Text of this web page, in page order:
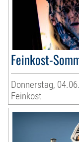
Feinkost-
Donnerstag,
Feinkost